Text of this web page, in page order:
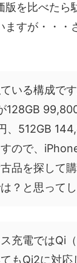
版を比べたら
ますが・・・
いる構成で
128GB
、512GB
ので、
品を探して
？と思ってし
充電ではQi
もQi2に対応